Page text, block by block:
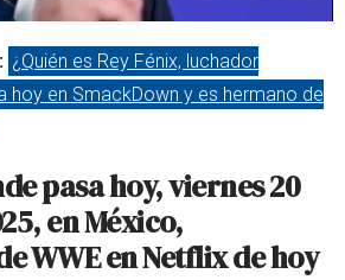
¿Quién es Rey Fénix, luchador
hoy en SmackDown y es hermano de
pasa hoy, viernes 20
en México,
WWE en Netflix de hoy